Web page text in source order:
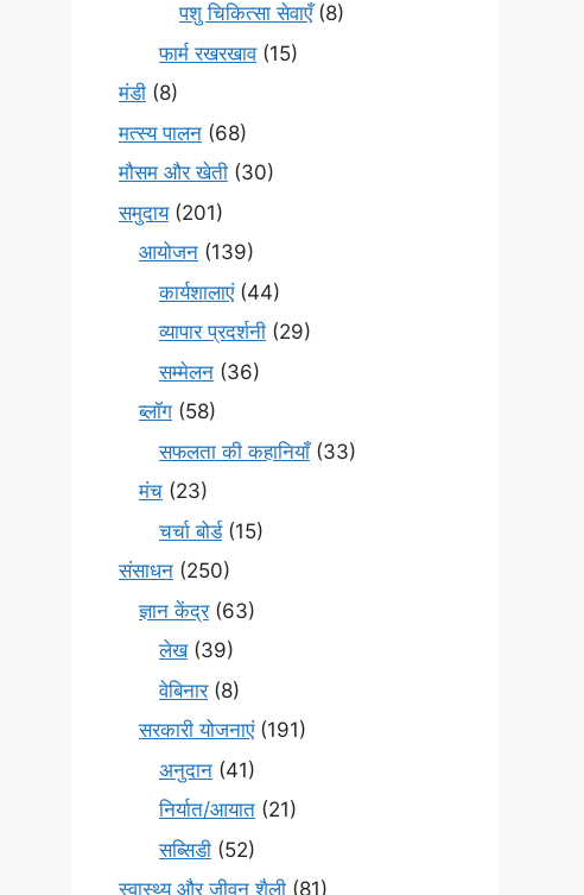
पशु चिकित्सा सेवाएँ(8)
फार्म रखरखाव(15)
मंडी (8)
मत्स्य पालन (68)
मौसम और खेती (30)
समुदाय(201)
आयोजन (139)
कार्यशालाएं(44)
व्यापार प्रदर्शनी (29)
सम्मेलन (36)
ब्लॉग (58)
सफलता की कहानियाँ(33)
मंच (23)
चर्चा बोर्ड(15)
संसाधन (250)
ज्ञान केंद्र(63)
लेख(39)
वेबिनार(8)
सरकारी योजनाएं(191)
अनुदान (41)
निर्यात/आयात (21)
सब्सिडी (52)
स्वास्थ्य और जीवन शैली (81)